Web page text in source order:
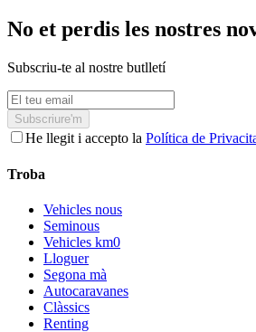
No et perdis les nostres
Subscriu-te al nostre butlletí
Subscriure'm
He llegit i accepto la Política de
Troba
Vehicles nous
Seminous
Vehicles km0
Lloguer
Segona mà
Autocaravanes
Clàssics
Renting